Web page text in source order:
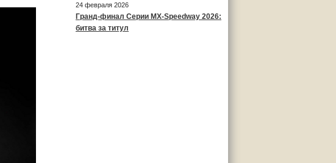
24 февраля 2026
Гранд-финал Серии MX-Speedway 2026:
битва за титул